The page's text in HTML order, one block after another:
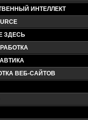
ИНТЕЛЛЕКТ
ЗДЕСЬ
ВЕБ-САЙТОВ